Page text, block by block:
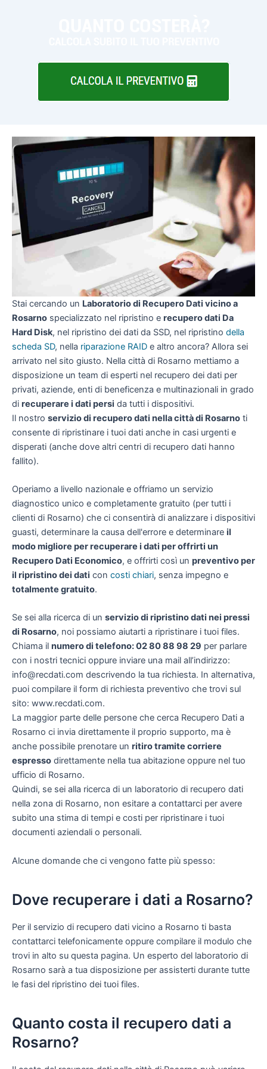
Stai cercando un Laboratorio di Recupero Dati vicino a
Rosarno specializzato nel ripristino e recupero dati Da
Hard Disk, nel ripristino dei dati da SSD, nel ripristino della
scheda SD, nella riparazione RAID e altro ancora? Allora sei
arrivato nel sito giusto. Nella città di Rosarno mettiamo a
disposizione un team di esperti nel recupero dei dati per
privati, aziende, enti di beneficenza e multinazionali in grado
di recuperare i dati persi da tutti i dispositivi.
Il nostro servizio di recupero dati nella città di Rosarno ti
consente di ripristinare i tuoi dati anche in casi urgenti e
disperati (anche dove altri centri di recupero dati hanno
fallito).
Operiamo a livello nazionale e offriamo un servizio
diagnostico unico e completamente gratuito (per tutti i
clienti di Rosarno) che ci consentirà di analizzare i dispositivi
guasti, determinare la causa dell'errore e determinare il
modo migliore per recuperare i dati per offrirti un
Recupero Dati Economico, e offrirti così un preventivo per
il ripristino dei dati con costi chiari, senza impegno e
totalmente gratuito.
Se sei alla ricerca di un servizio di ripristino dati nei pressi
di Rosarno, noi possiamo aiutarti a ripristinare i tuoi files.
Chiama il numero di telefono: 02 80 88 98 29 per parlare
con i nostri tecnici oppure inviare una mail all’indirizzo:
info@recdati.com descrivendo la tua richiesta. In alternativa,
puoi compilare il form di richiesta preventivo che trovi sul
sito: www.recdati.com.
La maggior parte delle persone che cerca Recupero Dati a
Rosarno ci invia direttamente il proprio supporto, ma è
anche possibile prenotare un ritiro tramite corriere
espresso direttamente nella tua abitazione oppure nel tuo
ufficio di Rosarno.
Quindi, se sei alla ricerca di un laboratorio di recupero dati
nella zona di Rosarno, non esitare a contattarci per avere
subito una stima di tempi e costi per ripristinare i tuoi
documenti aziendali o personali.
Alcune domande che ci vengono fatte più spesso:
Dove recuperare i dati a Rosarno?
Per il servizio di recupero dati vicino a Rosarno ti basta
contattarci telefonicamente oppure compilare il modulo che
trovi in alto su questa pagina. Un esperto del laboratorio di
Rosarno sarà a tua disposizione per assisterti durante tutte
le fasi del ripristino dei tuoi files.
Quanto costa il recupero dati a
Rosarno?